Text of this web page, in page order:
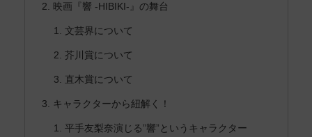
映画『響 -HIBIKI-』の舞台
文芸界について
芥川賞について
直木賞について
キャラクターから紐解く！
平手友梨奈演じる”響”というキャラクター